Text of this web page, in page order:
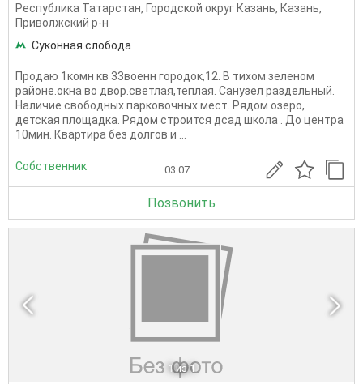
Республика Татарстан, Городской округ Казань, Казань,
Приволжский р-н
Суконная слобода
Продаю 1комн кв 33военн городок,12. В тихом зеленом
районе.окна во двор.светлая,теплая. Санузел раздельный.
Наличие свободных парковочных мест. Рядом озеро,
детская площадка. Рядом строится дсад школа . До центра
10мин. Квартира без долгов и ...
Собственник 03.07
Позвонить
1 из 1